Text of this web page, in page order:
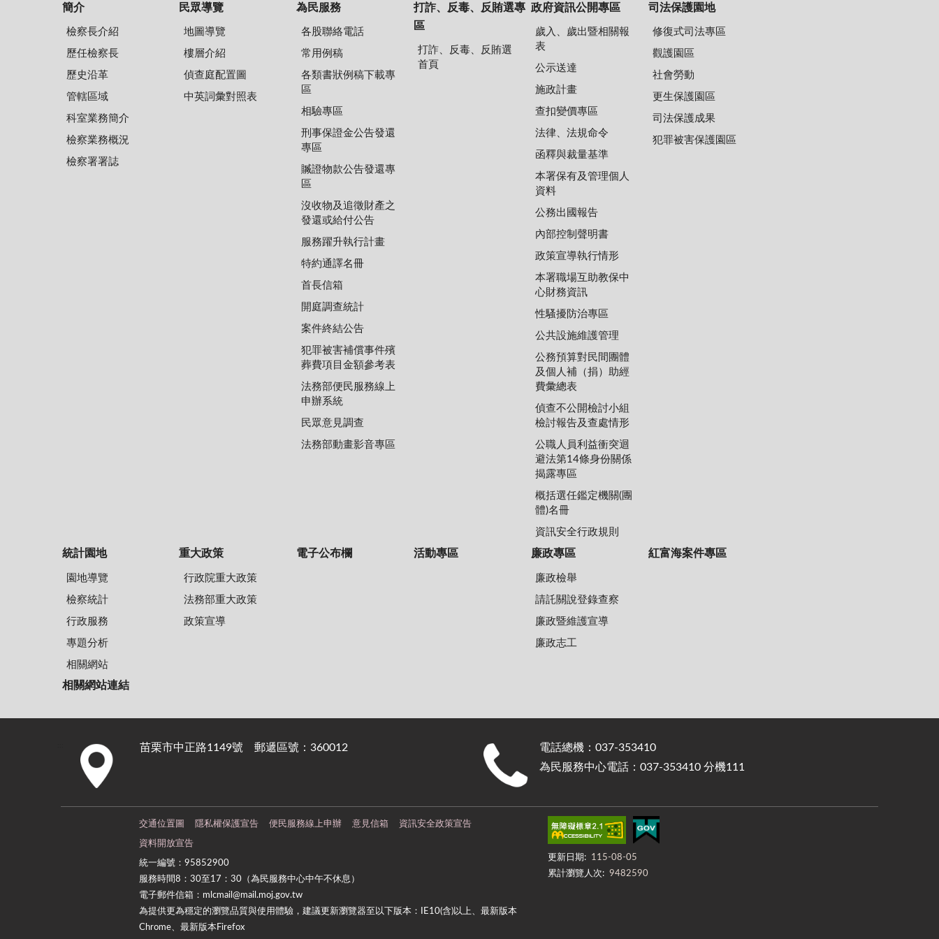
簡介
檢察長介紹
歷任檢察長
歷史沿革
管轄區域
科室業務簡介
檢察業務概況
檢察署署誌
民眾導覽
地圖導覽
樓層介紹
偵查庭配置圖
中英詞彙對照表
為民服務
各股聯絡電話
常用例稿
各類書狀例稿下載專
區
相驗專區
刑事保證金公告發還
專區
贓證物款公告發還專
區
沒收物及追徵財產之
發還或給付公告
服務躍升執行計畫
特約通譯名冊
首長信箱
開庭調查統計
案件終結公告
犯罪被害補償事件殯
葬費項目金額參考表
法務部便民服務線上
申辦系統
民眾意見調查
法務部動畫影音專區
打詐、反毒、反賄選專
區
打詐、反毒、反賄選
首頁
政府資訊公開專區
歲入、歲出暨相關報
表
公示送達
施政計畫
查扣變價專區
法律、法規命令
函釋與裁量基準
本署保有及管理個人
資料
公務出國報告
內部控制聲明書
政策宣導執行情形
本署職場互助教保中
心財務資訊
性騷擾防治專區
公共設施維護管理
公務預算對民間團體
及個人補（捐）助經
費彙總表
偵查不公開檢討小組
檢討報告及查處情形
公職人員利益衝突迴
避法第14條身份關係
揭露專區
概括選任鑑定機關(團
體)名冊
資訊安全行政規則
司法保護園地
修復式司法專區
觀護園區
社會勞動
更生保護園區
司法保護成果
犯罪被害保護園區
統計園地
園地導覽
檢察統計
行政服務
專題分析
相關網站
重大政策
行政院重大政策
法務部重大政策
政策宣導
電子公布欄 活動專區 廉政專區
廉政檢舉
請託關說登錄查察
廉政暨維護宣導
廉政志工
紅富海案件專區
相關網站連結
苗栗市中正路1149號 郵遞區號：360012
電話總機：037-353410
為民服務中心電話：037-353410 分機111
交通位置圖 隱私權保護宣告 便民服務線上申辦 意見信箱 資訊安全政策宣告
資料開放宣告
統一編號：95852900
服務時間8：30至17：30（為民服務中心中午不休息）
電子郵件信箱：mlcmail@mail.moj.gov.tw
為提供更為穩定的瀏覽品質與使用體驗，建議更新瀏覽器至以下版本：IE10(含)以上、最新版本
Chrome、最新版本Firefox
更新日期:
115-08-05
累計瀏覽人次: 9482590